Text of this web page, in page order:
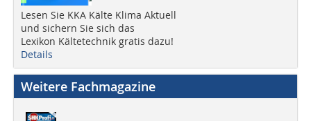
Lesen Sie KKA Kälte Klima Aktuell
und sichern Sie sich das
Lexikon Kältetechnik gratis dazu!
Details
Weitere Fachmagazine